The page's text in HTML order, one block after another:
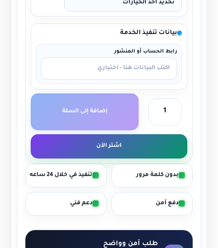
بيانات تنفيذ الخدمة
رابط الحساب أو المنشور
إضافة إلى السلة
اشتر الآن
وإرسالها لنا عبر الواتساب.
سرعة التنفيذ:إضافة التقييمات يوميًا خلال
فترة تتراوح من يوم إلى 15 يوم.
الضمان:
بدون ضمان.
بدون كلمة مرور تنفيذ في خلال 24 ساعه
دفع آمن دعم فني
طلب آمن وواضح